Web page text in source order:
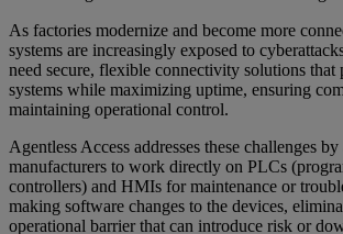
As factories modernize and become more
systems are increasingly exposed to
need secure, flexible connectivity solutions that
systems while maximizing uptime, ensuring
maintaining operational control.
Agentless Access addresses these challenges
manufacturers to work directly on PLCs
controllers) and HMIs for maintenance or
making software changes to the devices,
operational barrier that can introduce risk or